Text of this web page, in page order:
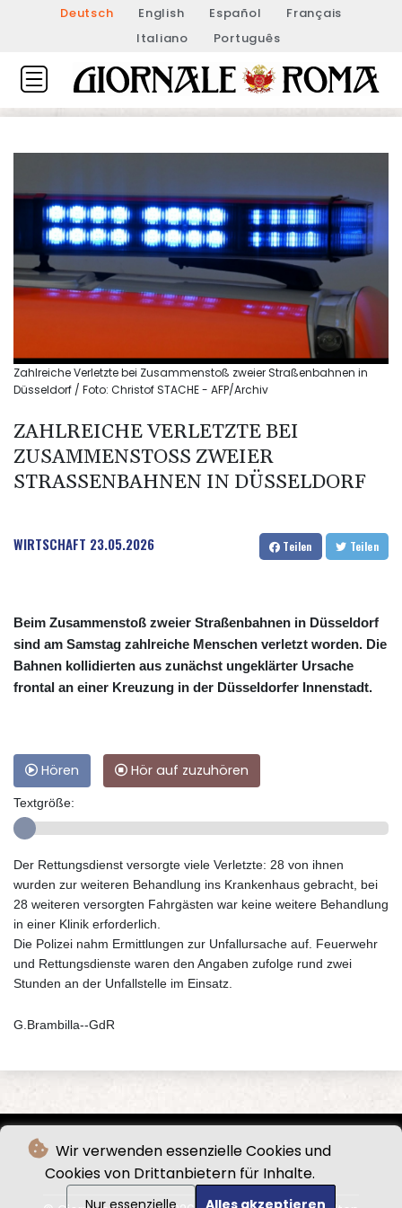
Wir verwenden essenzielle Cookies und
Cookies von Drittanbietern für Inhalte.
Nur essenzielle Alles akzeptieren
Deutsch English Español
Français
Italiano
Português
Zahlreiche Verletzte bei Zusammenstoß zweier Straßenbahnen in
Düsseldorf / Foto: Christof STACHE - AFP/Archiv
ZAHLREICHE VERLETZTE BEI
ZUSAMMENSTOSS ZWEIER S
TRASSENBAHNEN IN DÜSSELDORF
WIRTSCHAFT 23.05.2026 Teilen Teilen
Beim Zusammenstoß zweier Straßenbahnen in Düsseldorf
sind am Samstag zahlreiche Menschen verletzt worden. Die
Bahnen kollidierten aus zunächst ungeklärter Ursache
frontal an einer Kreuzung in der Düsseldorfer Innenstadt.
Hören Hör auf zuzuhören
Textgröße:
Der Rettungsdienst versorgte viele Verletzte: 28 von ihnen
wurden zur weiteren Behandlung ins Krankenhaus gebracht, bei
28 weiteren versorgten Fahrgästen war keine weitere Behandlung
in einer Klinik erforderlich.
Die Polizei nahm Ermittlungen zur Unfallursache auf. Feuerwehr
und Rettungsdienste waren den Angaben zufolge rund zwei
Stunden an der Unfallstelle im Einsatz.
G.Brambilla--GdR